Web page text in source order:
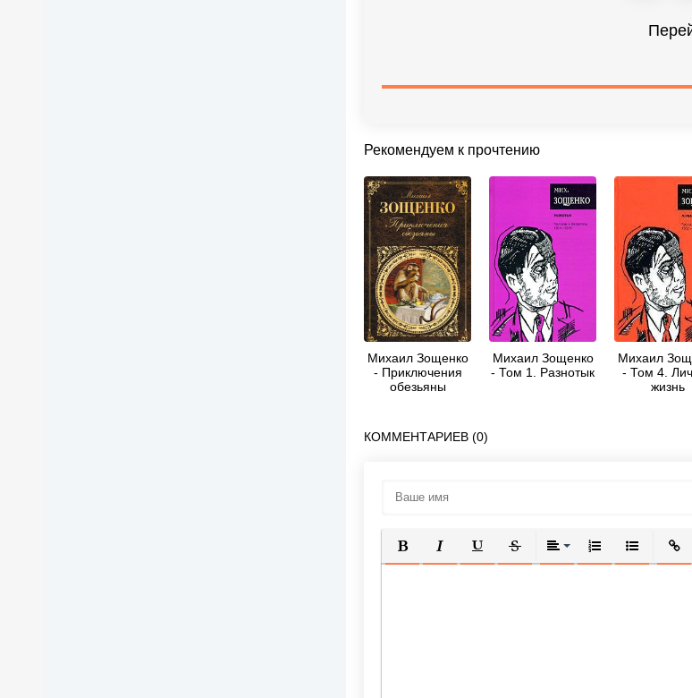
Рекомендуем к прочтению
Михаил Зощенко
- Приключения
обезьяны
Михаил Зощенко
- Том 1. Разнотык
Михаил
- Том 4.
жизнь
КОММЕНТАРИЕВ (0)
ПОЛУЖИРНЫЙ
КУРСИВПОДЧЕРКНУТЫЙ
ЗАЧЕРКНУТЫЙВЫРАВНИВАНИЕ
НУМЕРОВАННЫЙ